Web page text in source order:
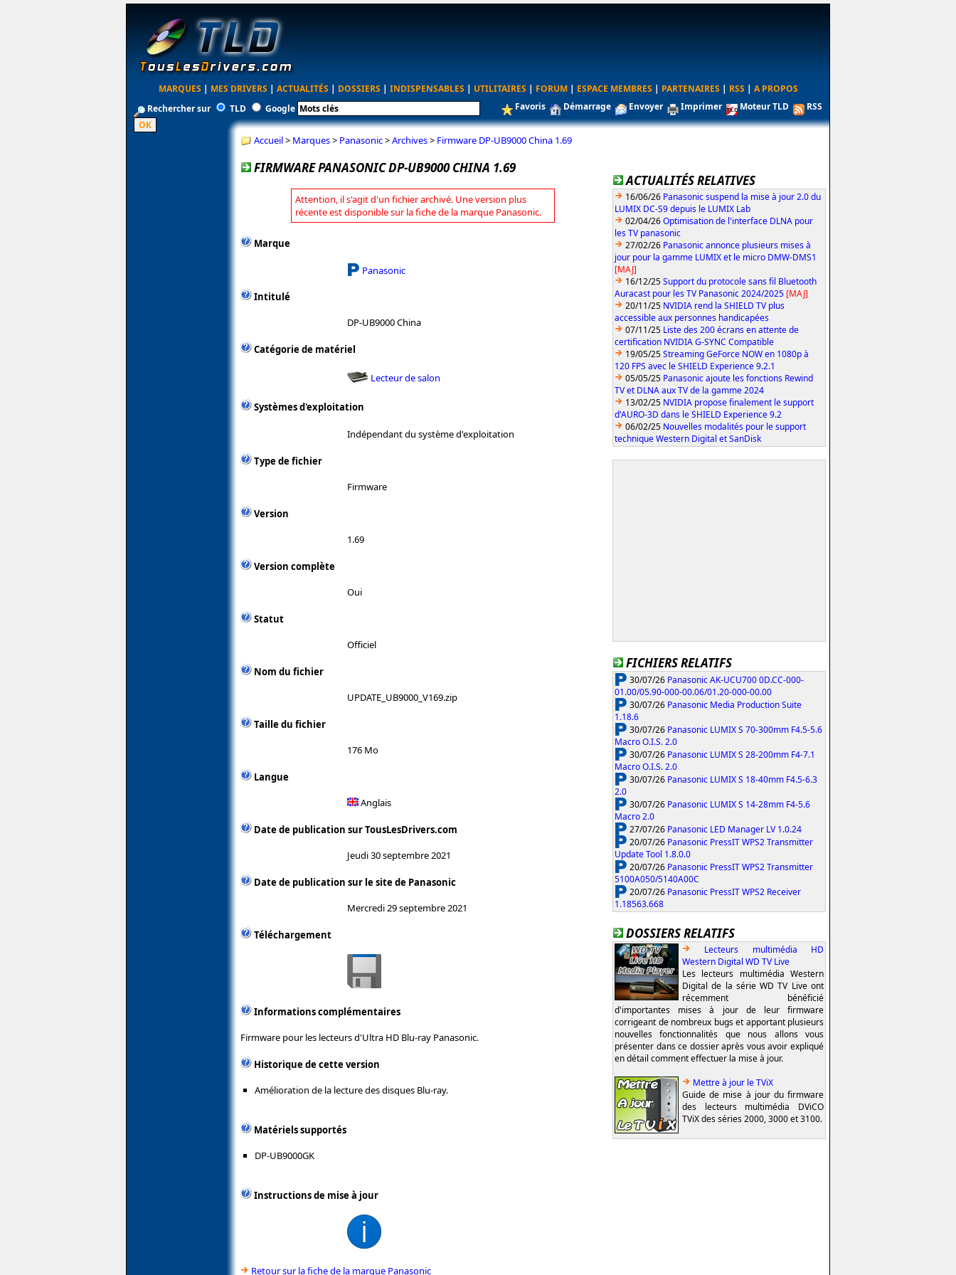
MARQUES | MES DRIVERS | ACTUALITÉS | DOSSIERS | INDISPENSABLES | UTILITAIRES | FORUM | ESPACE MEMBRES | PARTENAIRES | RSS | A PROPOS
Rechercher sur
TLD Google Favoris Démarrage Envoyer Imprimer Moteur TLD RSS
Accueil> Marques> Panasonic>Archives> Firmware DP-UB9000 China 1.69
FIRMWARE PANASONIC DP-UB9000 CHINA 1.69
Attention, il s'agit d'un fichier archivé. Une version plus
récente est disponible sur la fiche de la marque Panasonic.
Marque
Panasonic
Intitulé
DP-UB9000 China
Catégorie de matériel
Lecteur de salon
Systèmes d'exploitation
Indépendant du système d'exploitation
Type de fichier
Firmware
Version
1.69
Version complète
Oui
Statut
Officiel
Nom du fichier
UPDATE_UB9000_V169.zip
Taille du fichier
176 Mo
Langue
Anglais
Date de publication sur TousLesDrivers.com
Jeudi 30 septembre 2021
Date de publication sur le site de Panasonic
Mercredi 29 septembre 2021
Téléchargement
Informations complémentaires
Firmware pour les lecteurs d'Ultra HD Blu-ray Panasonic.
Historique de cette version
Amélioration de la lecture des disques Blu-ray.
Matériels supportés
DP-UB9000GK
Instructions de mise à jour
Retour sur la fiche de la marque Panasonic
ACTUALITÉS RELATIVES
16/06/26 Panasonic suspend la mise à jour 2.0 du
LUMIX DC-S9 depuis le LUMIX Lab
02/04/26Optimisation de l'interface DLNA pour
les TV panasonic
27/02/26 Panasonic annonce plusieurs mises à
jour pour la gamme LUMIX et le micro DMW-DMS1
[MAJ]
16/12/25Support du protocole sans fil Bluetooth
Auracast pour les TV Panasonic 2024/2025 [MAJ]
20/11/25 NVIDIA rend la SHIELD TV plus
accessible aux personnes handicapées
07/11/25 Liste des 200 écrans en attente de
certification NVIDIA G-SYNC Compatible
19/05/25Streaming GeForce NOW en 1080p à
120 FPS avec le SHIELD Experience 9.2.1
05/05/25 Panasonic ajoute les fonctions Rewind
TV et DLNA aux TV de la gamme 2024
13/02/25 NVIDIA propose finalement le support
d'AURO-3D dans le SHIELD Experience 9.2
06/02/25 Nouvelles modalités pour le support
technique Western Digital et SanDisk
FICHIERS RELATIFS
30/07/26 Panasonic AK-UCU700 0D.CC-000-
01.00/05.90-000-00.06/01.20-000-00.00
30/07/26 Panasonic Media Production Suite
1.18.6
30/07/26 Panasonic LUMIX S 70-300mm F4.5-5.6
Macro O.I.S. 2.0
30/07/26 Panasonic LUMIX S 28-200mm F4-7.1
Macro O.I.S. 2.0
30/07/26 Panasonic LUMIX S 18-40mm F4.5-6.3
2.0
30/07/26 Panasonic LUMIX S 14-28mm F4-5.6
Macro 2.0
27/07/26 Panasonic LED Manager LV 1.0.24
20/07/26 Panasonic PressIT WPS2 Transmitter
Update Tool 1.8.0.0
20/07/26 Panasonic PressIT WPS2 Transmitter
5100A050/5140A00C
20/07/26 Panasonic PressIT WPS2 Receiver
1.18563.668
DOSSIERS RELATIFS
Lecteurs multimédia HD
Western Digital WD TV Live
Les lecteurs multimédia Western
Digital de la série WD TV Live ont
récemment bénéficié
d'importantes mises à jour de leur firmware
corrigeant de nombreux bugs et apportant plusieurs
nouvelles fonctionnalités que nous allons vous
présenter dans ce dossier après vous avoir expliqué
en détail comment effectuer la mise à jour.
Mettre à jour le TViX
Guide de mise à jour du firmware
des lecteurs multimédia DViCO
TViX des séries 2000, 3000 et 3100.